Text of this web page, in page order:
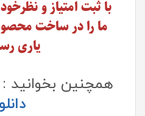
با ثبت امتیاز و
ما را در ساخت
یاری
همچنین بخوانید